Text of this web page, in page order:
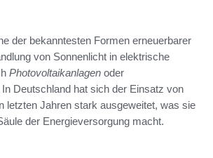
der bekanntesten Formen erneuerbarer
von Sonnenlicht in elektrische
Photovoltaikanlagen oder
Deutschland hat sich der Einsatz von
letzten Jahren stark ausgeweitet, was sie
der Energieversorgung macht.